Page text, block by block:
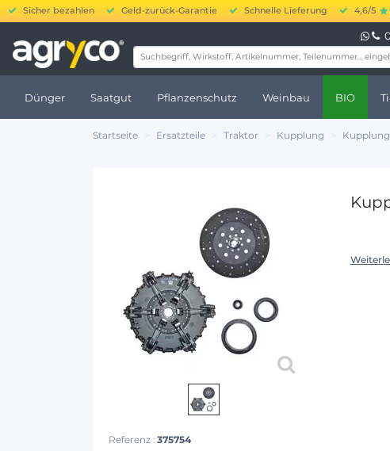
Sicher bezahlen Geld-zurück-Garantie Schnelle Lieferung 4,6/5
20.000 bis
Dünger Saatgut Pflanzenschutz Weinbau BIO
Startseite Ersatzteile Traktor Kupplung
Referenz : 375754